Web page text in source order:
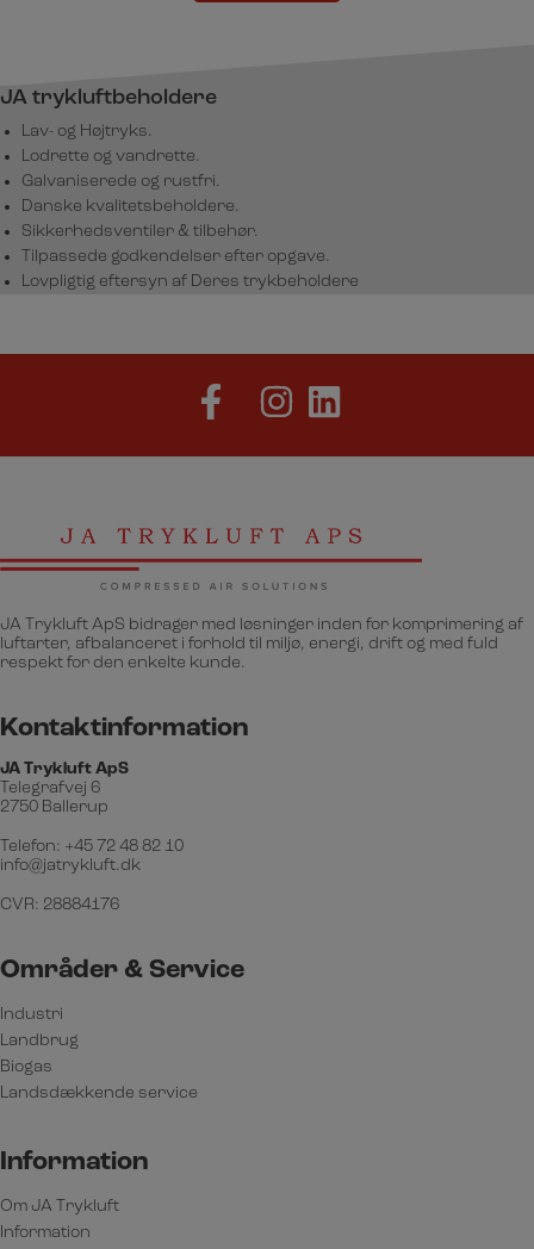
JA trykluftbeholdere
Lav- og Højtryks.
Lodrette og vandrette.
Galvaniserede og rustfri.
Danske kvalitetsbeholdere.
Sikkerhedsventiler & tilbehør.
Tilpassede godkendelser efter opgave.
Lovpligtig eftersyn af Deres trykbeholdere
JA Trykluft ApS bidrager med løsninger inden for komprimering af
luftarter, afbalanceret i forhold til miljø, energi, drift og med fuld
respekt for den enkelte kunde.
Kontaktinformation
JA Trykluft ApS
Telegrafvej 6
2750 Ballerup
Telefon: +45 72 48 82 10
info@jatrykluft.dk
CVR: 28884176
Områder & Service
Industri
Landbrug
Biogas
Landsdækkende service
Information
Om JA Trykluft
Information